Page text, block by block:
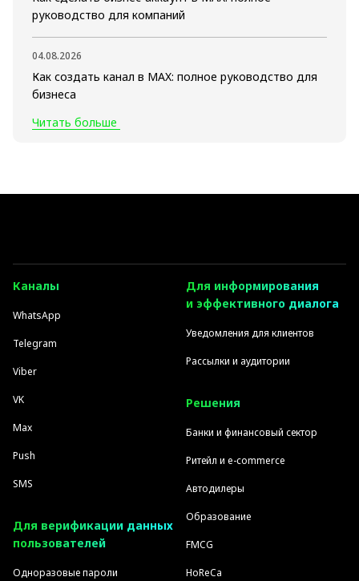
руководство для компаний
04.08.2026
Как создать канал в MAX: полное руководство для
бизнеса
Читать больше
Каналы
WhatsApp
Telegram
Viber
VK
Max
Push
SMS
Для верификации данных
пользователей
Одноразовые пароли
Для информирования
и эффективного диалога
Уведомления для клиентов
Рассылки и аудитории
Решения
Банки и финансовый сектор
Ритейл и e-commerce
Автодилеры
Образование
FMCG
HoReCa